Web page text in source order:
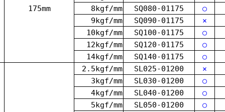
175mm
8kgf/mm
SQ080-01175
○
9kgf/mm
SQ090-01175 ×
10kgf/mm
SQ100-01175
○
12kgf/mm
SQ120-01175
○
14kgf/mm
SQ140-01175 ○
2.5kgf/mm SL025-01200 ×
3kgf/mm
SL030-01200
○
4kgf/mm
SL040-01200
○
5kgf/mm
SL050-01200
○